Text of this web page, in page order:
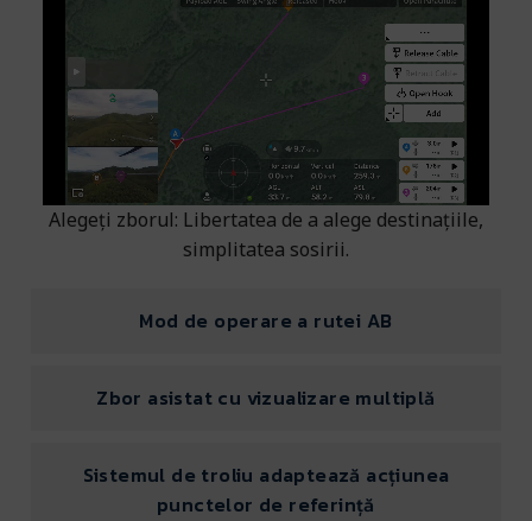
Mod de operare a rutei AB
Zbor asistat cu vizualizare multiplă
Sistemul de troliu adaptează acțiunea
punctelor de referință
Alegeți zborul: Libertatea de a alege destinațiile,
simplitatea sosirii.